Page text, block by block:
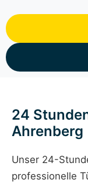
24
Ahrenberg
Unser 24-
professionelle